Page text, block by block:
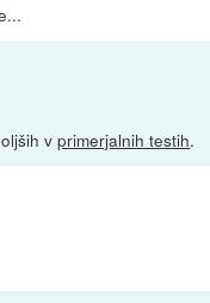
vprimerjalnih testih.